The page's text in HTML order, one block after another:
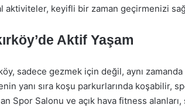
aktiviteler, keyifli bir zaman geçirmenizi
Aktif Yaşam
sadece gezmek için değil, aynı
yanı sıra koşu parkurlarında koşabilir,
Spor Salonu ve açık hava fitness